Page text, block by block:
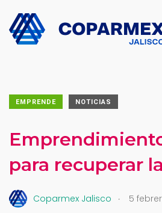
EMPRENDE NOTICIAS
para recuperar
Coparmex Jalisco .
5